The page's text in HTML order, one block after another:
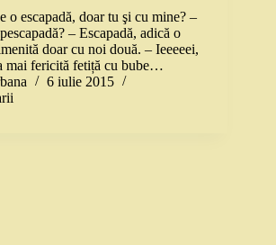
o escapadă, doar tu şi cu mine? –
– Escapadă, adică o
doar cu noi două. – Ieeeeei,
mai fericită fetiță cu bube…
6 iulie 2015